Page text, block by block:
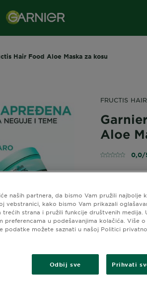
Hair Food Aloe Maska za kosu
SLIDE 6SLIDE 7
SLIDE 8
SLIDE 9
SLIDE 10
SLIDE 11
FRUCTIS
Aloe
0,0/
MASKA ZA
Njena
naših partnera, da bismo Vam pružili najbolje
vebstranici, kako bismo Vam prikazali
trećih strana i pružili funkcije društvenih medija.
preferencama u podešavanjima kolačića. Više
podatke možete saznati u našoj Politici
Odbij sve Prihvati